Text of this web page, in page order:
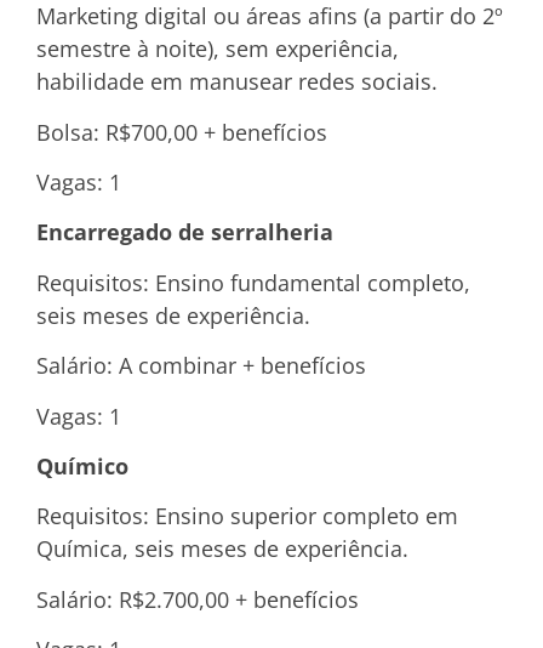
Marketing digital ou áreas afins (a partir do 2º
semestre à noite), sem experiência,
habilidade em manusear redes sociais.
Bolsa: R$700,00 + benefícios
Vagas: 1
Encarregado de serralheria
Requisitos: Ensino fundamental completo,
seis meses de experiência.
Salário: A combinar + benefícios
Vagas: 1
Químico
Requisitos: Ensino superior completo em
Química, seis meses de experiência.
Salário: R$2.700,00 + benefícios